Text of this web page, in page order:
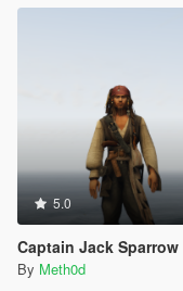
5.0
Captain Jack
By Meth0d